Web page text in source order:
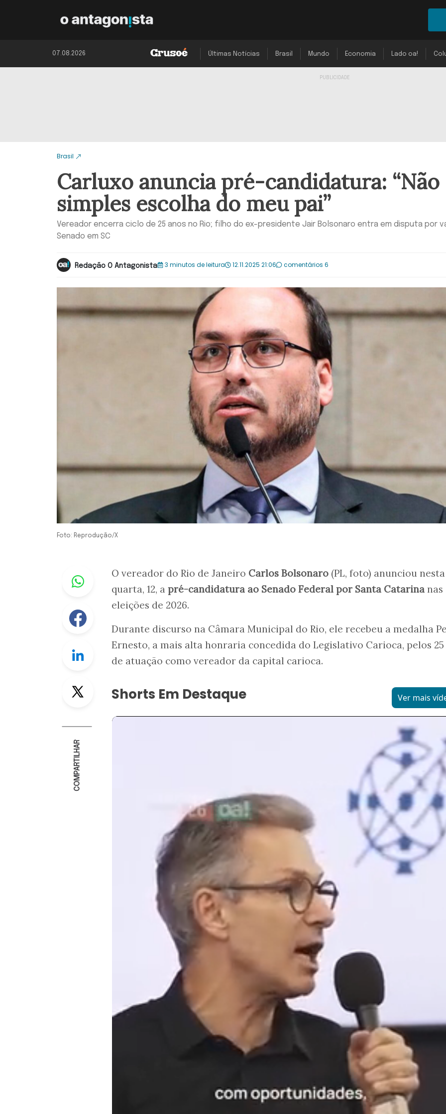
07.08.2026 Últimas Notícias Brasil Mundo Economia Lado oa!
Brasil
Carluxo anuncia pré-candidatura: “Não
simples escolha do meu pai”
Vereador encerra ciclo de 25 anos no Rio; filho do ex-presidente Jair Bolsonaro entra em disputa por
Senado em SC
Redação O Antagonista 3 minutos de leitura 12.11.2025 21:06 comentários 6
Foto: Reprodução/X
Whastapp
Facebook
Linkedin
COMPARTILHAR
O vereador do Rio de Janeiro Carlos Bolsonaro (PL, foto) anunciou nesta
quarta, 12, a pré-candidatura ao Senado Federal por Santa Catarina nas
eleições de 2026.
Durante discurso na Câmara Municipal do Rio, ele recebeu a medalha
Ernesto, a mais alta honraria concedida do Legislativo Carioca, pelos 25
de atuação como vereador da capital carioca.
Shorts Em Destaque Ver mais